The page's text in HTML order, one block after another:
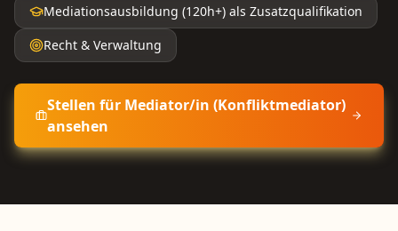
Mediationsausbildung (120h+) als Zusatzqualifikation
Recht & Verwaltung
Stellen für Mediator/in (Konfliktmediator)
ansehen